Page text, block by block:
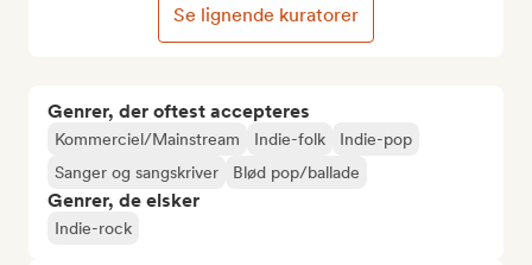
Genrer, der oftest accepteres
Kommerciel/Mainstream Indie-folk
Indie-pop
Sanger og sangskriver
Blød pop/ballade
Genrer, de elsker
Indie-rock
Se lignende kuratorer